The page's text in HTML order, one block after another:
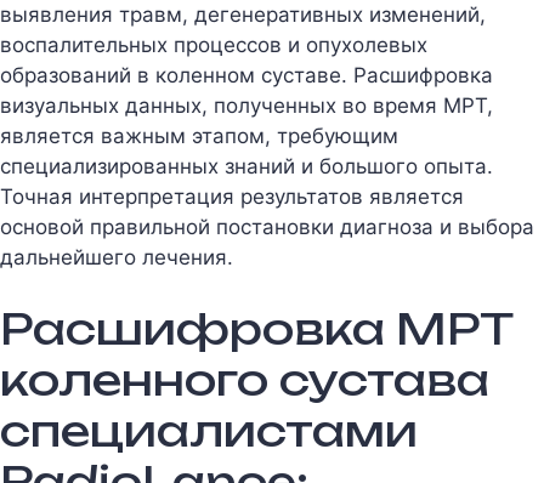
выявления травм, дегенеративных изменений,
воспалительных процессов и опухолевых
образований в коленном суставе. Расшифровка
визуальных данных, полученных во время МРТ,
является важным этапом, требующим
специализированных знаний и большого опыта.
Точная интерпретация результатов является
основой правильной постановки диагноза и выбора
дальнейшего лечения.
Расшифровка МРТ
коленного сустава
специалистами